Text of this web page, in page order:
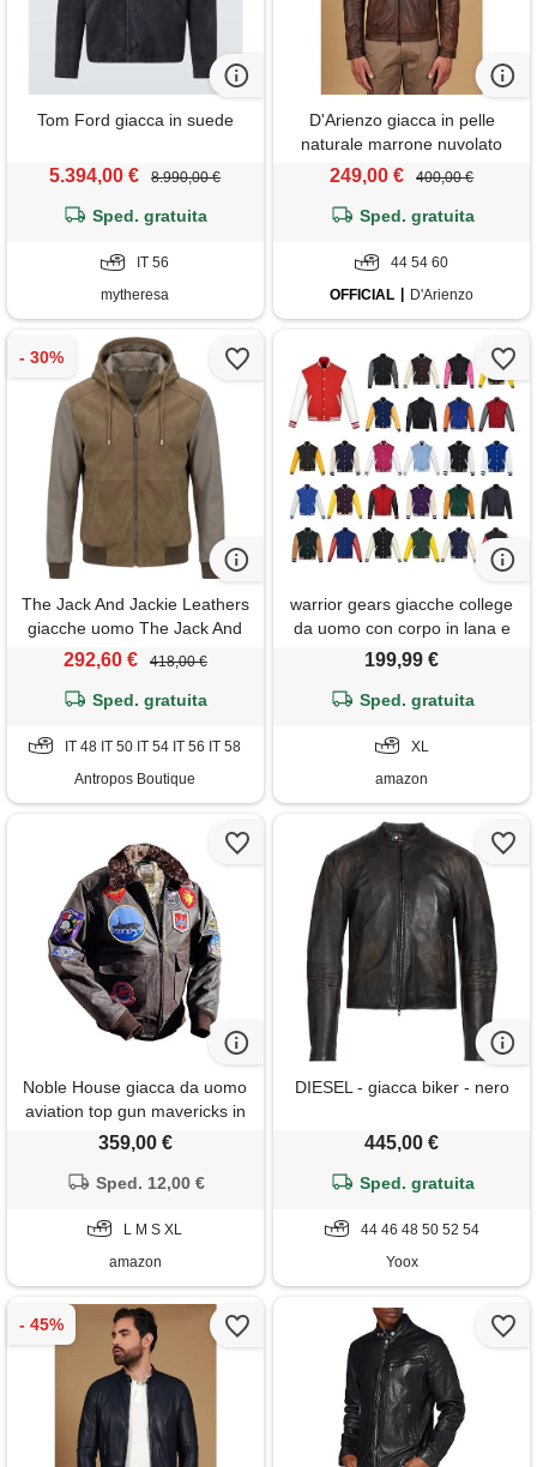
Tom Ford giacca in suede
5.394,00 € 8.990,00 €
Sped. gratuita
IT 56
mytheresa
D'Arienzo giacca in pelle
naturale marrone nuvolato
effetto liscio D'Arienzo
249,00 € 400,00 €
Sped. gratuita
44 54 60
OFFICIAL
D'Arienzo
The Jack And Jackie Leathers
giacche uomo The Jack And
Jackie Leathers - john mix -
292,60 € 418,00 €
Sped. gratuita
IT 48 IT 50 IT 54 IT 56 IT 58
Antropos Boutique
warrior gears giacche college
da uomo con corpo in lana e
maniche in pelle, giacca
retrò a righe, corpo in lana e
bianco - xl
199,99 €
Sped. gratuita
XL
amazon
Noble House giacca da uomo
aviation top gun mavericks in
pelle di toro marrone scuro,
359,00 €
Sped. 12,00 €
L M S XL
amazon
DIESEL - giacca biker - nero
445,00 €
Sped. gratuita
44 46 48 50 52 54
Yoox